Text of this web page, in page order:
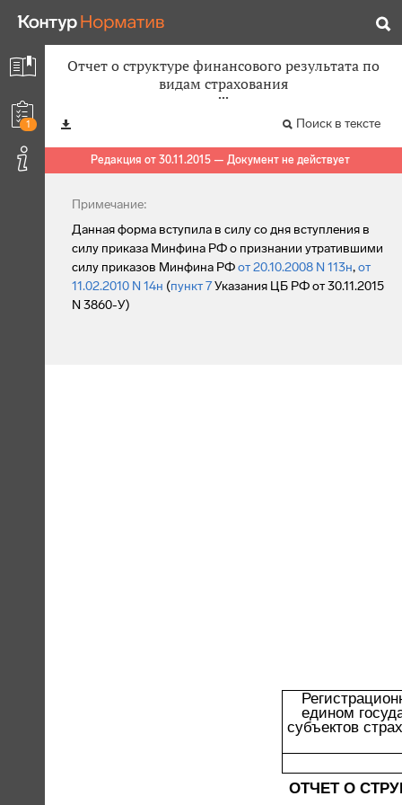
1
Отчет о структуре финансового результата по
видам страхования
Поиск в тексте
Редакция от 30.11.2015 — Документ не действует
Примечание:
Данная форма вступила в силу со дня вступления в
силу приказа Минфина РФ о признании утратившими
силу приказов Минфина РФот 20.10.2008 N 113н,от
11.02.2010 N 14н (пункт 7Указания ЦБ РФ от 30.11.2015
N 3860-У)
едином
субъектов
ОТЧЕТ О